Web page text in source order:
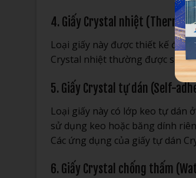
4. Giấy Crystal nhiệt (Thermal
Loại giấy này được thiết kế đặc
Crystal nhiệt thường được sử
5. Giấy Crystal tự dán (Self-
Loại giấy này có lớp keo tự dán
sử dụng keo hoặc băng dính
Các ứng dụng của giấy tự dán
6. Giấy Crystal chống thấm